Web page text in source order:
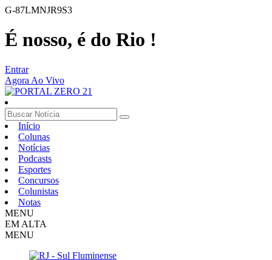
G-87LMNJR9S3
É nosso, é do Rio !
Entrar
Agora Ao Vivo
Início
Colunas
Notícias
Podcasts
Esportes
Concursos
Colunistas
Notas
MENU
EM ALTA
MENU